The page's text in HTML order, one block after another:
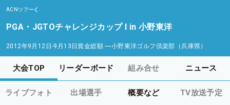
ACNツアー
PGA・JGTOチャレンジカップ I in 小野東洋
2012年9月12日-9月13日賞金総額 ―小野東洋ゴルフ倶楽部（兵庫県）
大会TOP リーダーボード 組み合せ ニュース
ライブフォト 出場選手 概要など TV放送予定